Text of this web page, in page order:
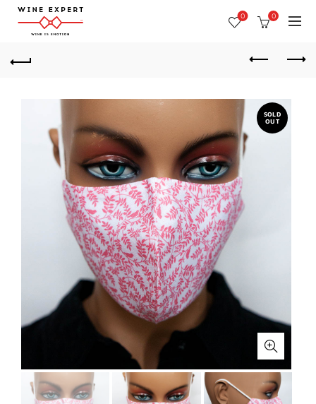
0 0
SOLD
OUT